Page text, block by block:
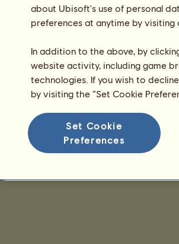
about Ubisoft's use of personal
preferences at anytime by
In addition to the above, by
website activity, including game
technologies. If you wish to
by visiting the “Set Cookie
Set Cookie
Preferences